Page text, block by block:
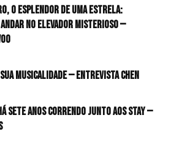
o esplendor de uma estrela:
no elevador misterioso —
musicalidade — Entrevista CHEN
sete anos correndo junto aos STAY —